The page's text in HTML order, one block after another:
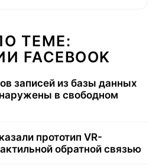
ТЕМЕ:
FACEBOOK
записей из базы данных
в свободном
прототип VR-
обратной связью